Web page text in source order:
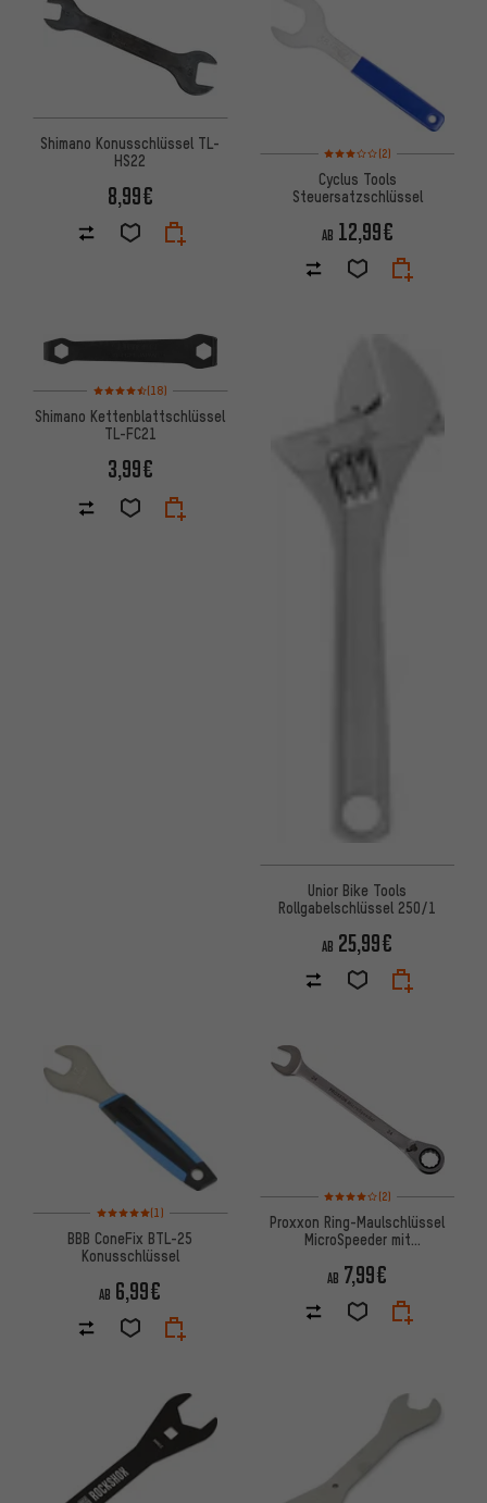
Shimano Konusschlüssel TL-
HS22
8,99€
Bewertungen: 3 von 5
(2)
Cyclus Tools
Steuersatzschlüssel
AB 12,99€
Bewertungen: 4,5 von 5 basierend auf 18 Bewertungen
(18)
Shimano Kettenblattschlüssel
TL-FC21
3,99€
Unior Bike Tools
Rollgabelschlüssel 250/1
AB 25,99€
Bewertungen: 5 von 5 basierend auf 1 Bewertungen
(1)
BBB ConeFix BTL-25
Konusschlüssel
AB 6,99€
Bewertungen: 4 von 5
(2)
Proxxon Ring-Maulschlüssel
MicroSpeeder mit
AB 7,99€